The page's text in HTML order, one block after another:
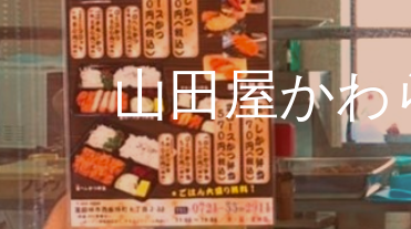
山田屋か